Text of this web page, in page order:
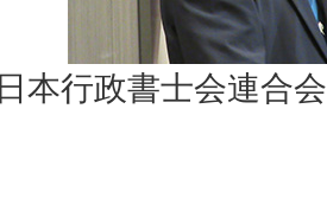
日本行政書士会連合